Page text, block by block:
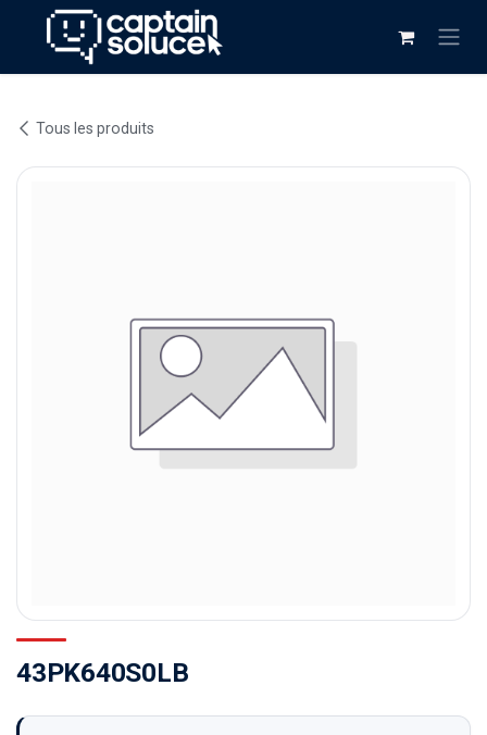
Se rendre au contenu
Tous les produits
43PK640S0LB